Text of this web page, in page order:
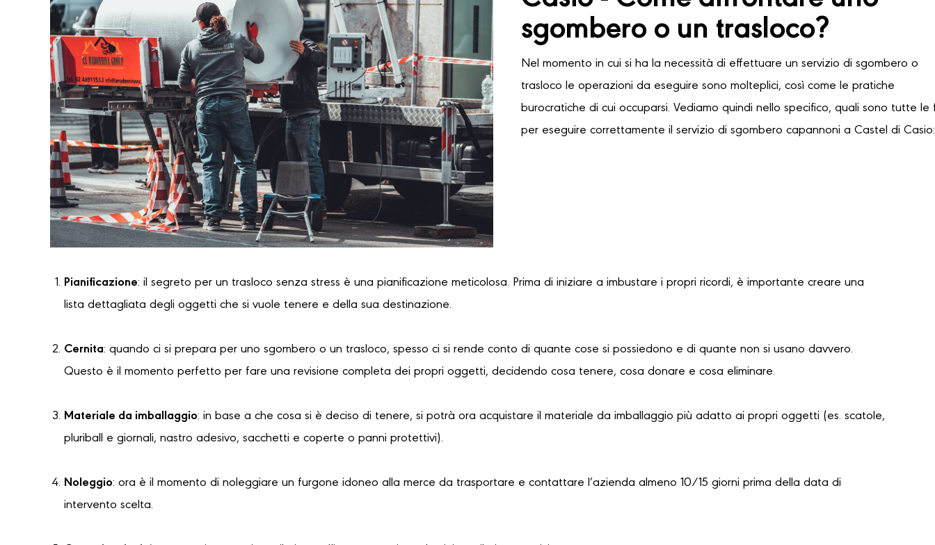
sgombero o un trasloco?
Nel momento in cui si ha la necessità di effettuare un servizio di sgombero o
trasloco le operazioni da eseguire sono molteplici, così come le pratiche
burocratiche di cui occuparsi. Vediamo quindi nello specifico, quali sono tutte le
per eseguire correttamente il servizio di sgombero capannoni a Castel di Casio:
Pianificazione: il segreto per un trasloco senza stress è una pianificazione meticolosa. Prima di iniziare a imbustare i propri ricordi, è importante creare una
lista dettagliata degli oggetti che si vuole tenere e della sua destinazione.
Cernita: quando ci si prepara per uno sgombero o un trasloco, spesso ci si rende conto di quante cose si possiedono e di quante non si usano davvero.
Questo è il momento perfetto per fare una revisione completa dei propri oggetti, decidendo cosa tenere, cosa donare e cosa eliminare.
Materiale da imballaggio: in base a che cosa si è deciso di tenere, si potrà ora acquistare il materiale da imballaggio più adatto ai propri oggetti (es. scatole,
pluriball e giornali, nastro adesivo, sacchetti e coperte o panni protettivi).
Noleggio: ora è il momento di noleggiare un furgone idoneo alla merce da trasportare e contattare l’azienda almeno 10/15 giorni prima della data di
intervento scelta.